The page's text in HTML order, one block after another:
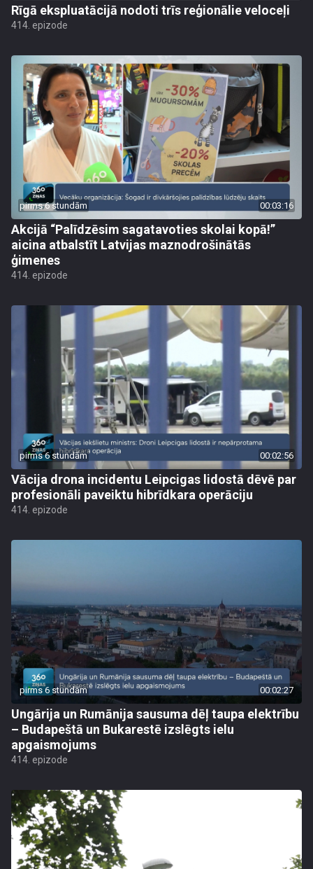
Rīgā ekspluatācijā nodoti trīs reģionālie veloceļi
414. epizode
pirms 6 stundām 00:03:16
Akcijā “Palīdzēsim sagatavoties skolai kopā!”
aicina atbalstīt Latvijas maznodrošinātās
ģimenes
414. epizode
pirms 6 stundām 00:02:56
Vācija drona incidentu Leipcigas lidostā dēvē par
profesionāli paveiktu hibrīdkara operāciju
414. epizode
pirms 6 stundām 00:02:27
Ungārija un Rumānija sausuma dēļ taupa elektrību
– Budapeštā un Bukarestē izslēgts ielu
apgaismojums
414. epizode